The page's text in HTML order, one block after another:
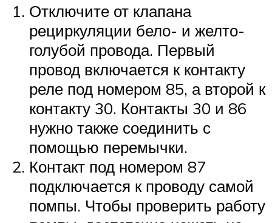
Отключите от клапана
рециркуляции бело- и желто-
голубой провода. Первый
провод включается к контакту
реле под номером 85, а второй к
контакту 30. Контакты 30 и 86
нужно также соединить с
помощью перемычки.
Контакт под номером 87
подключается к проводу самой
помпы. Чтобы проверить работу